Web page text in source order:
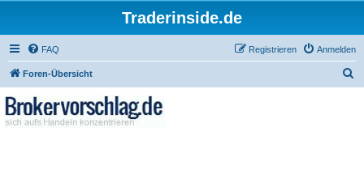
Traderinside.de
FAQ Anmelden
Registrieren
Foren-Übersicht